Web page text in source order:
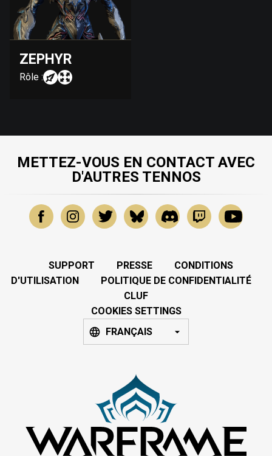
ZEPHYR
Rôle :
METTEZ-VOUS EN CONTACT AVEC
D'AUTRES TENNOS
SUPPORT PRESSE
CONDITIONS
D'UTILISATION
POLITIQUE DE CONFIDENTIALITÉ
CLUF
COOKIES SETTINGS
FRANÇAIS